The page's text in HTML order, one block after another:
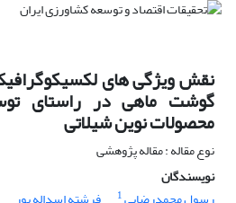
نقش ویژگی های
گوشت ماهی در راستای
محصولات نوین شیلاتی
نوع مقاله : مقاله پژوهشی
نویسندگان
1